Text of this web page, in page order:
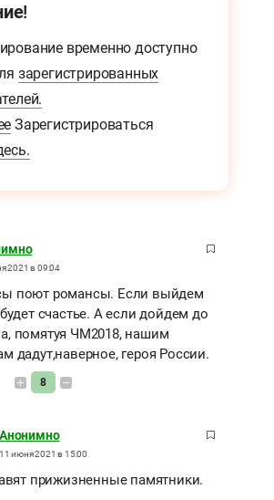
временно доступно
зарегистрированных
Зарегистрироваться
2021 в 09:04
поют романсы. Если выйдем
счастье. А если дойдем до
помятуя ЧМ2018, нашим
дадут,наверное, героя России.
8
Анонимно
11 июня 2021 в 15:00
прижизненные памятники.